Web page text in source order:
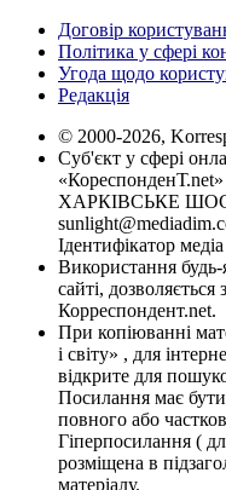
Договір
Політика у сфері
Угода щодо
Редакція
© 2000-2026,
Суб'єкт у сфері
ХАРКІВСЬКЕ ШОСЕ,
Ідентифікатор
Використання будь-
сайті,
Корреспондент.net.
При копіюванні
і світу» , для
відкрите для
Посилання має бути
повного або
Гіперпосилання (
розміщена в
матеріалу.